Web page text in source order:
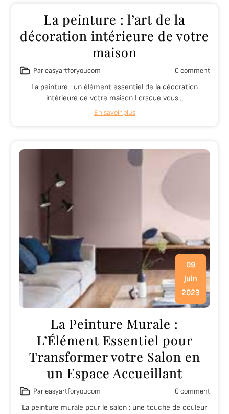
La peinture : l’art de la
décoration intérieure de votre
maison
Par easyartforyoucom 0 comment
La peinture : un élément essentiel de la décoration
intérieure de votre maison Lorsque vous…
En savoir plus
09
juin
2023
La Peinture Murale :
L’Élément Essentiel pour
Transformer votre Salon en
un Espace Accueillant
Par easyartforyoucom 0 comment
La peinture murale pour le salon : une touche de couleur